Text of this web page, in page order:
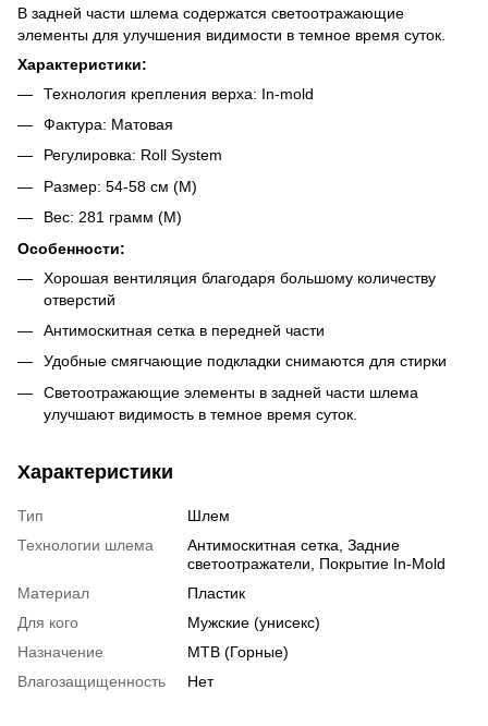
В задней части шлема содержатся светоотражающие
элементы для улучшения видимости в темное время суток.
Характеристики:
Технология крепления верха: In-mold
Фактура: Матовая
Регулировка: Roll System
Размер: 54-58 см (M)
Вес: 281 грамм (M)
Особенности:
Хорошая вентиляция благодаря большому количеству
отверстий
Антимоскитная сетка в передней части
Удобные смягчающие подкладки снимаются для стирки
Светоотражающие элементы в задней части шлема
улучшают видимость в темное время суток.
Характеристики
Тип
Шлем
Технологии шлема
Антимоскитная сетка, Задние
светоотражатели, Покрытие In-Mold
Материал
Пластик
Для кого
Мужские (унисекс)
Назначение
MTB (Горные)
Влагозащищенность
Нет